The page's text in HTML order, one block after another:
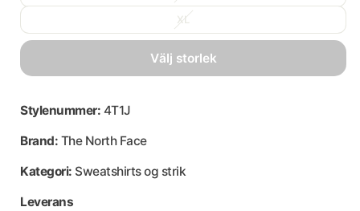
XL
välj storlek
Stylenummer: 4T1J
Brand: The North Face
Kategori: Sweatshirts og strik
Leverans